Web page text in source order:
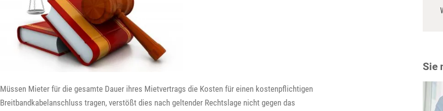
Müssen Mieter für die gesamte Dauer ihres Mietvertrags die Kosten für einen kostenpflichtigen
Breitbandkabelanschluss tragen, verstößt dies nach geltender Rechtslage nicht gegen das
Sie